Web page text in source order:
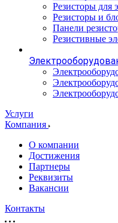
Резисторы для
Резисторы и
Панели
Резистивные
Услуги
Компания
О компании
Достижения
Партнеры
Реквизиты
Вакансии
Контакты